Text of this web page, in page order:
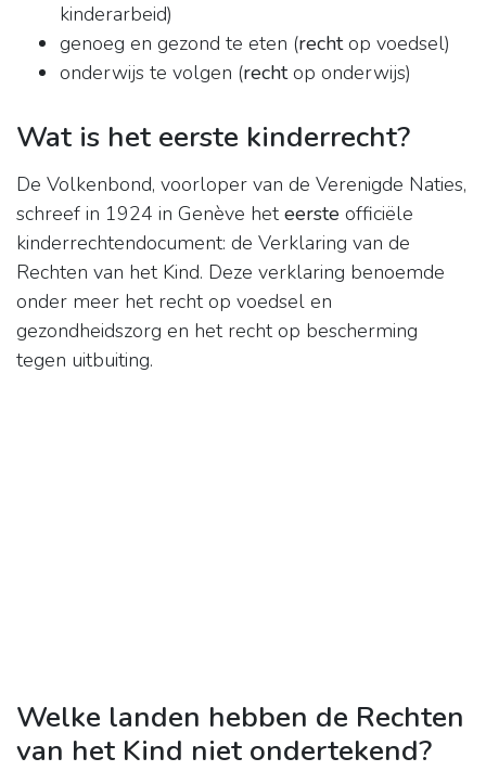
kinderarbeid)
genoeg en gezond te eten (rechtop voedsel)
onderwijs te volgen (rechtop onderwijs)
Wat is het eerste kinderrecht?
De Volkenbond, voorloper van de Verenigde Naties,
schreef in 1924 in Genève heteerste officiële
kinderrechtendocument: de Verklaring van de
Rechten van het Kind. Deze verklaring benoemde
onder meer het recht op voedsel en
gezondheidszorg en het recht op bescherming
tegen uitbuiting.
Welke landen hebben de Rechten
van het Kind niet ondertekend?